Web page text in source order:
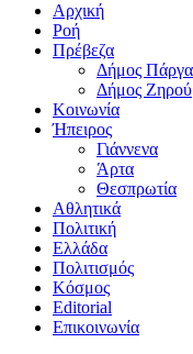
Αρχική
Ροή
Πρέβεζα
Δήμος
Δήμος Ζηρού
Κοινωνία
Ήπειρος
Γιάννενα
Άρτα
Θεσπρωτία
Αθλητικά
Πολιτική
Ελλάδα
Πολιτισμός
Κόσμος
Editorial
Επικοινωνία